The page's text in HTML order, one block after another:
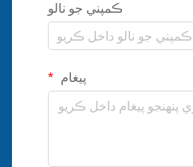
ڪمپني جو نالو
پيغام